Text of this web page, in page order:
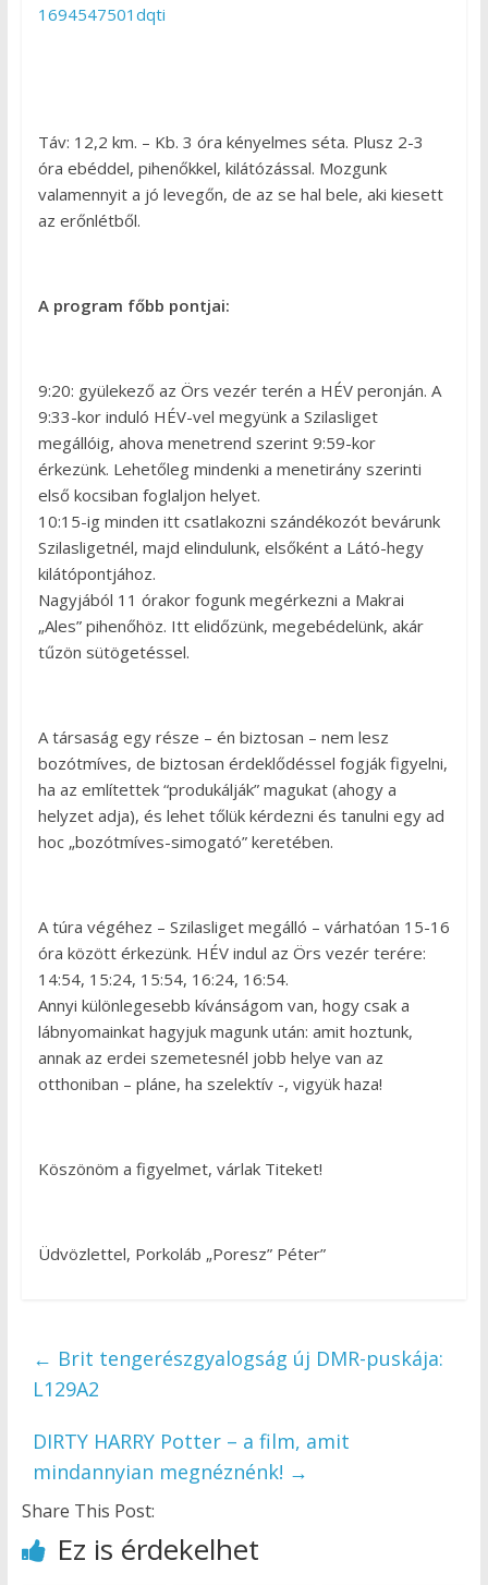
1694547501dqti
Táv: 12,2 km. – Kb. 3 óra kényelmes séta. Plusz 2-3
óra ebéddel, pihenőkkel, kilátózással. Mozgunk
valamennyit a jó levegőn, de az se hal bele, aki kiesett
az erőnlétből.
A program főbb pontjai:
9:20: gyülekező az Örs vezér terén a HÉV peronján. A
9:33-kor induló HÉV-vel megyünk a Szilasliget
megállóig, ahova menetrend szerint 9:59-kor
érkezünk. Lehetőleg mindenki a menetirány szerinti
első kocsiban foglaljon helyet.
10:15-ig minden itt csatlakozni szándékozót bevárunk
Szilasligetnél, majd elindulunk, elsőként a Látó-hegy
kilátópontjához.
Nagyjából 11 órakor fogunk megérkezni a Makrai
„Ales” pihenőhöz. Itt elidőzünk, megebédelünk, akár
tűzön sütögetéssel.
A társaság egy része – én biztosan – nem lesz
bozótmíves, de biztosan érdeklődéssel fogják figyelni,
ha az említettek “produkálják” magukat (ahogy a
helyzet adja), és lehet tőlük kérdezni és tanulni egy ad
hoc „bozótmíves-simogató” keretében.
A túra végéhez – Szilasliget megálló – várhatóan 15-16
óra között érkezünk. HÉV indul az Örs vezér terére:
14:54, 15:24, 15:54, 16:24, 16:54.
Annyi különlegesebb kívánságom van, hogy csak a
lábnyomainkat hagyjuk magunk után: amit hoztunk,
annak az erdei szemetesnél jobb helye van az
otthoniban – pláne, ha szelektív -, vigyük haza!
Köszönöm a figyelmet, várlak Titeket!
Üdvözlettel, Porkoláb „Poresz” Péter”
← Brit tengerészgyalogság új DMR-puskája:
L129A2
DIRTY HARRY Potter – a film, amit
mindannyian megnéznénk! →
Share This Post:
Ez is érdekelhet